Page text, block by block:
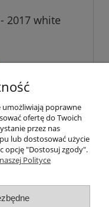
2017 white
umożliwiają poprawne
ofertę do Twoich
przez nas
lub dostosować użycie
opcję "Dostosuj zgody".
Polityce